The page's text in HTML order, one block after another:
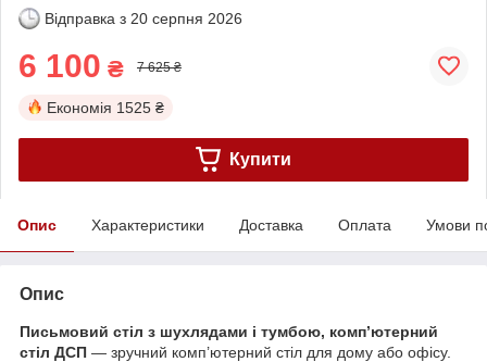
Відправка з 20 серпня 2026
6 100 ₴ 7 625 ₴
Економія 1525 ₴
Купити
Опис Характеристики Доставка Оплата Умови
Опис
Письмовий стіл з шухлядами і тумбою, комп’ютерний
стіл ДСП — зручний комп’ютерний стіл для дому або офісу.